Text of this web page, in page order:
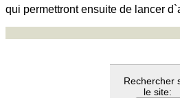
qui permettront ensuite de lancer
Rechercher
le site: